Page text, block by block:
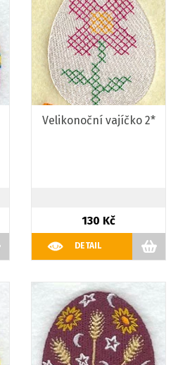
Velikonoční vajíčko 2*
130 Kč
DETAIL